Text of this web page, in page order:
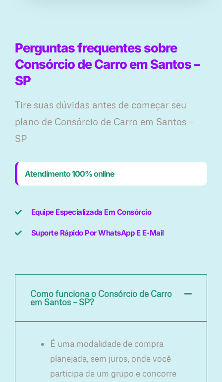
Perguntas frequentes sobre
Consórcio de Carro em Santos –
SP
Tire suas dúvidas antes de começar seu
plano ​de Consórcio de Carro em Santos –
SP
Atendimento 100% online
Equipe Especializada Em Consórcio
Suporte Rápido Por WhatsApp E E-Mail
Como funciona o Consórcio de Carro
em Santos – SP?
É uma modalidade de compra
planejada, sem juros, onde você
participa de um grupo e concorre